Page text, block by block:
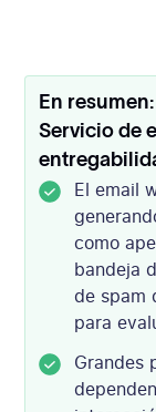
En resumen:
Servicio de
El email
como
bandeja
de spam
para
Grandes